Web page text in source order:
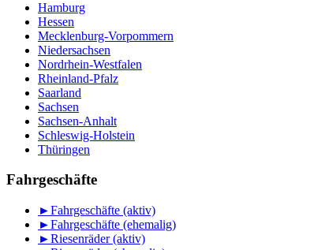
Hamburg
Hessen
Mecklenburg-Vorpommern
Niedersachsen
Nordrhein-Westfalen
Rheinland-Pfalz
Saarland
Sachsen
Sachsen-Anhalt
Schleswig-Holstein
Thüringen
Fahrgeschäfte
►Fahrgeschäfte (aktiv)
►Fahrgeschäfte (ehemalig)
►Riesenräder (aktiv)